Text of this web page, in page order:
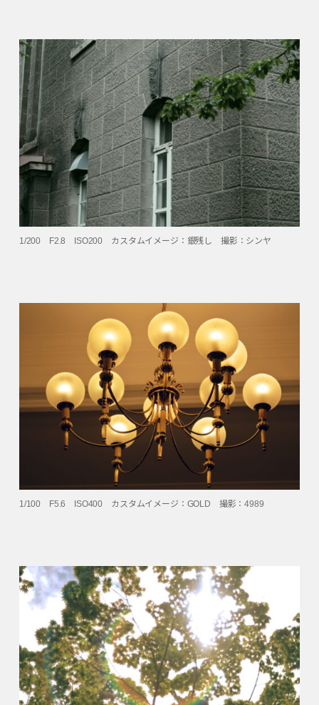
1/200 F2.8 ISO200 カスタムイメージ：銀残し 撮影：シンヤ
1/100 F5.6 ISO400 カスタムイメージ：GOLD 撮影：4989